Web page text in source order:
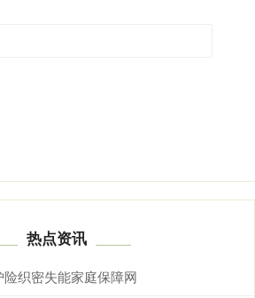
热点资讯
织密失能家庭保障网